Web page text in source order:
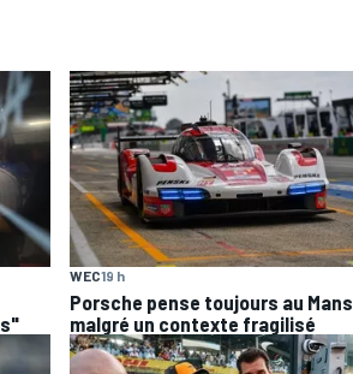
WEC19 h
Porsche pense toujours au Mans
malgré un contexte fragilisé